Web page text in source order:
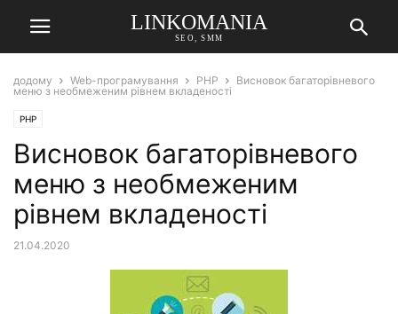
LINKOMANIA
SEO, SMM
додому Web-програмування PHP
Висновок багаторівневого
меню з необмеженим рівнем вкладеності
PHP
Висновок багаторівневого
меню з необмеженим
рівнем вкладеності
21.04.2020